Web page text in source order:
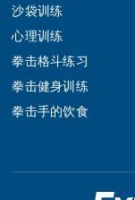
沙袋训练
心理训练
拳击格斗练习
拳击健身训练
拳击手的饮食